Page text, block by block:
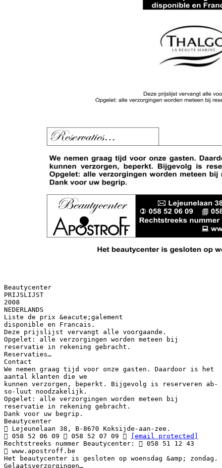
Beautycenter
PRIJSLIJST
2008
NEDERLANDS
Liste de prix &eacute;galement
disponible en Francais.
Deze prijslijst vervangt alle voorgaande.
Opgelet: alle verzorgingen worden meteen bij
reservatie in rekening gebracht.
Reservaties…
Contact
We nemen graag tijd voor onze gasten. Daardoor is het
aantal klanten die we
kunnen verzorgen, beperkt. Bijgevolg is reserveren ab-
so-luut noodzakelijk.
Opgelet: alle verzorgingen worden meteen bij
reservatie in rekening gebracht.
Dank voor uw begrip.
Beautycenter
 Lejeunelaan 38, B-8670 Koksijde-aan-zee.
 058 52 06 09  058 52 07 09 
[email protected]
Rechtstreeks nummer Beautycenter:  058 51 12 43
 www.apostroff.be
Het beautycenter is gesloten op woensdag &amp; zondag.
Gelaatsverzorgingen…